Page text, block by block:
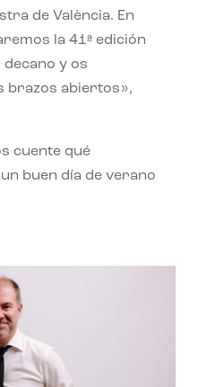
de València. En
la 41ª edición
y os
brazos abiertos»,
cuente qué
buen día de verano